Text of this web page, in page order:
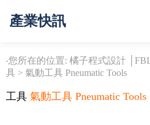
產業快訊
‧您所在的位置: 橘子程式設計
具 > 氣動工具 Pneumatic Tools
工具 氣動工具 Pneumatic Tools